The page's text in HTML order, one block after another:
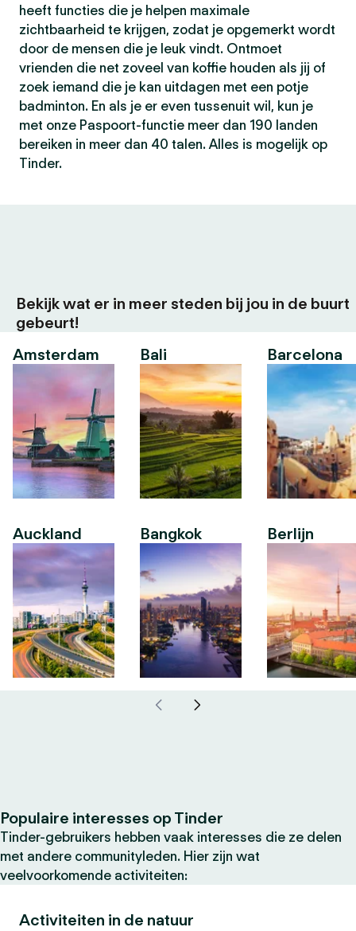
heeft functies die je helpen maximale
zichtbaarheid te krijgen, zodat je opgemerkt wordt
door de mensen die je leuk vindt. Ontmoet
vrienden die net zoveel van koffie houden als jij of
zoek iemand die je kan uitdagen met een potje
badminton. En als je er even tussenuit wil, kun je
met onze Paspoort-functie meer dan 190 landen
bereiken in meer dan 40 talen. Alles is mogelijk op
Tinder.
Bekijk wat er in meer steden bij jou in de buurt
gebeurt!
Amsterdam
Auckland
Bali
Bangkok
Barcelona
Berlijn
Populaire interesses op Tinder
Tinder-gebruikers hebben vaak interesses die ze delen
met andere communityleden. Hier zijn wat
veelvoorkomende activiteiten:
Activiteiten in de natuur